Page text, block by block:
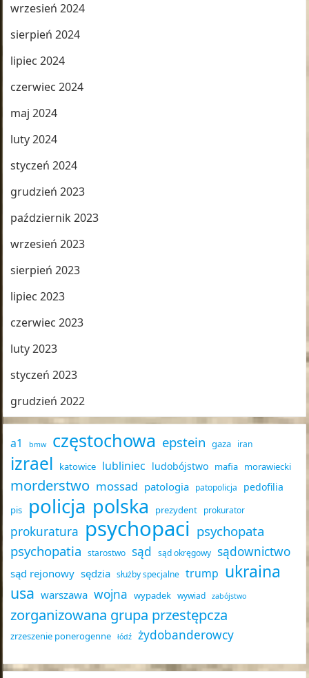
wrzesień 2024
sierpień 2024
lipiec 2024
czerwiec 2024
maj 2024
luty 2024
styczeń 2024
grudzień 2023
październik 2023
wrzesień 2023
sierpień 2023
lipiec 2023
czerwiec 2023
luty 2023
styczeń 2023
grudzień 2022
a1 bmw częstochowa epstein gaza iran
izrael katowice lubliniec ludobójstwo mafia morawiecki
morderstwo mossad patologia patopolicja pedofilia
pis policja polska prezydent prokurator
prokuratura psychopaci psychopata
psychopatia
starostwo sąd sąd okręgowy sądownictwo
sąd rejonowy sędzia służby specjalne trump ukraina
usa warszawa wojna wypadek wywiad zabójstwo
zorganizowana grupa przestępcza
zrzeszenie ponerogenne łódź żydobanderowcy